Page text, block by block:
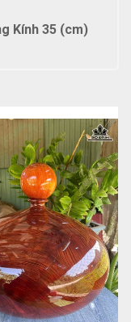
Kính 35 (cm)